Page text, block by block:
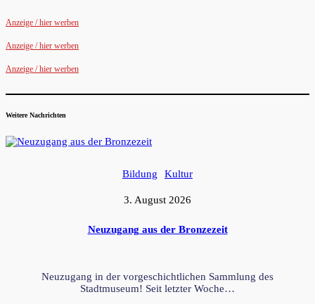
Anzeige / hier werben
Anzeige / hier werben
Anzeige / hier werben
Weitere Nachrichten
Bildung Kultur
3. August 2026
Neuzugang aus der Bronzezeit
Neuzugang in der vorgeschichtlichen Sammlung des
Stadtmuseum! Seit letzter Woche…